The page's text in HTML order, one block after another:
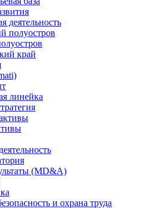
деятельность
полуостров
край
линейка
(MD&A)
и охрана труда